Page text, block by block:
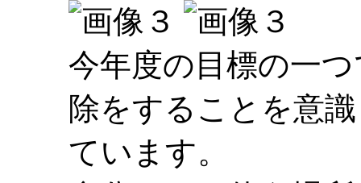
今年度の目標の一
除をすることを意
ています。